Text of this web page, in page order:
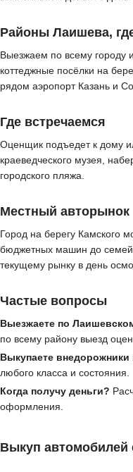
Районы Лаишева,
Выезжаем по всему городу
коттеджные посёлки на
рядом аэропорт Казань и
Где встречаемся
Оценщик подъедет к дому
краеведческого музея,
городского пляжа.
Местный авторынок
Город на берегу Камского
бюджетных машин до
текущему рынку в день
Частые вопросы
Выезжаете по
по всему району выезд
Выкупаете
любого класса и состояния.
Когда получу деньги?
оформления.
Выкуп